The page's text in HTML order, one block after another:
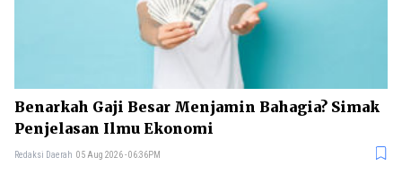
Benarkah Gaji Besar Menjamin Bahagia? Simak
Penjelasan Ilmu Ekonomi
Redaksi Daerah 05 Aug 2026 - 06:36PM